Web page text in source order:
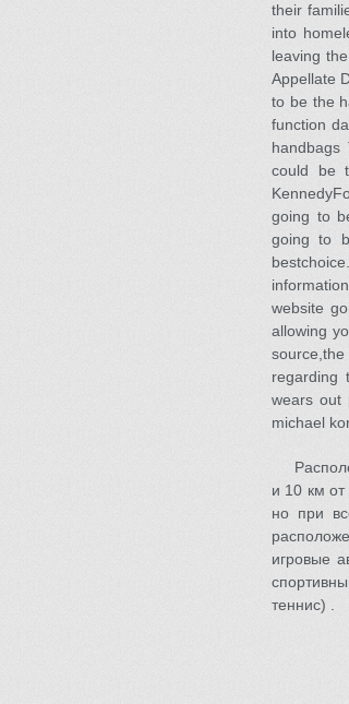
their
into
leaving
Appellate
to be the
function
could be
going to
going to
website
allowing
regarding
wears out
michael
и 10 км от
но при
игровые
теннис) .